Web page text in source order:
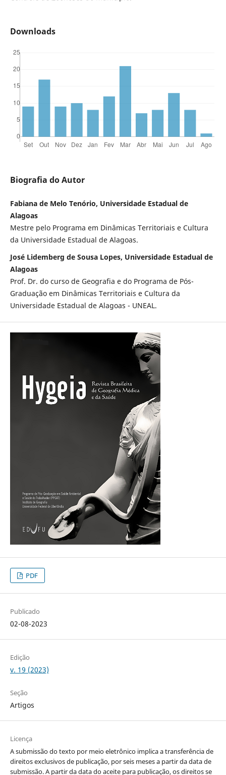
Downloads
Biografia do Autor
Fabiana de Melo Tenório, Universidade Estadual de
Alagoas
Mestre pelo Programa em Dinâmicas Territoriais e Cultura
da Universidade Estadual de Alagoas.
José Lidemberg de Sousa Lopes, Universidade Estadual de
Alagoas
Prof. Dr. do curso de Geografia e do Programa de Pós-
Graduação em Dinâmicas Territoriais e Cultura da
Universidade Estadual de Alagoas - UNEAL.
PDF
Publicado
02-08-2023
Edição
v. 19 (2023)
Seção
Artigos
Licença
A submissão do texto por meio eletrônico implica a transferência de
direitos exclusivos de publicação, por seis meses a partir da data de
submissão. A partir da data do aceite para publicação, os direitos se